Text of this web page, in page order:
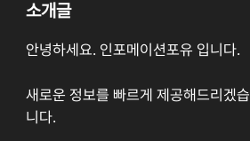
소개글
안녕하세요. 인포메이션포유 입니다.
새로운 정보를 빠르게 제공해드리겠습
니다.